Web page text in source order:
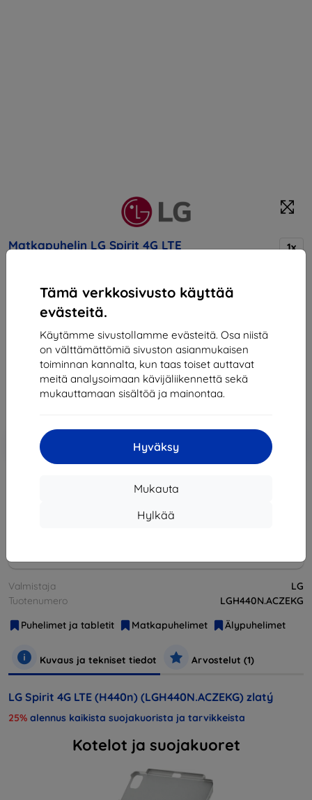
Tämä verkkosivusto käyttää
evästeitä.
Käytämme sivustollamme evästeitä. Osa niistä
on välttämättömiä sivuston asianmukaisen
toiminnan kannalta, kun taas toiset auttavat
meitä analysoimaan kävijäliikennettä sekä
mukauttamaan sisältöä ja mainontaa.
Hyväksy
Mukauta
Hylkää
Matkapuhelin LG Spirit 4G LTE
1x
Osta tämä laite ja saat
146,90 €
132,21 €
-10%
ostoskoriin
Valmistaja
LG
Tuotenumero
LGH440N.ACZEKG
Puhelimet ja tabletit
Matkapuhelimet Älypuhelimet
Kuvaus ja tekniset tiedot Arvostelut (1)
LG Spirit 4G LTE (H440n) (LGH440N.ACZEKG) zlatý
25% alennus kaikista suojakuorista ja tarvikkeista
Kotelot ja suojakuoret